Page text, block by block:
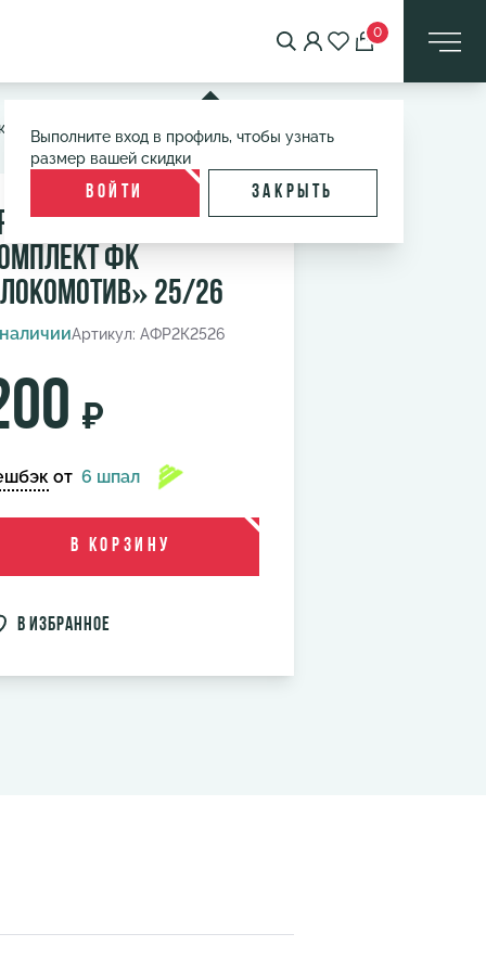
Выполните вход в профиль, чтобы узнать
размер вашей скидки
Войти Закрыть
0
25/26
второй
ФК
25/26
Артикул: АФР2К2526
₽
от 6 шпал
В корзину
в избранное